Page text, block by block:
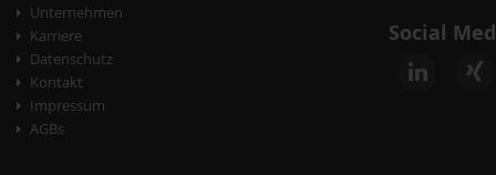
Unternehmen
Karriere
Datenschutz
Kontakt
Impressum
AGBs
Social